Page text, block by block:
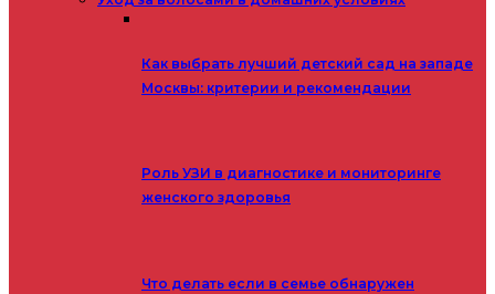
Как выбрать лучший детский сад на западе
Москвы: критерии и рекомендации
Роль УЗИ в диагностике и мониторинге
женского здоровья
Что делать если в семье обнаружен